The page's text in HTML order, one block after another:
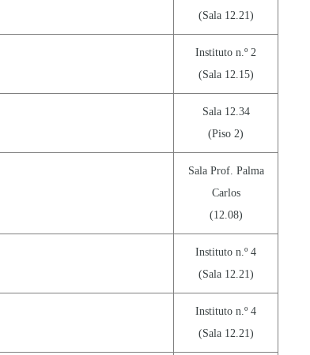
(Sala 12.21)
Instituto n.º 2
(Sala 12.15)
Sala 12.34
(Piso 2)
Sala Prof. Palma
Carlos
(12.08)
Instituto n.º 4
(Sala 12.21)
Instituto n.º 4
(Sala 12.21)